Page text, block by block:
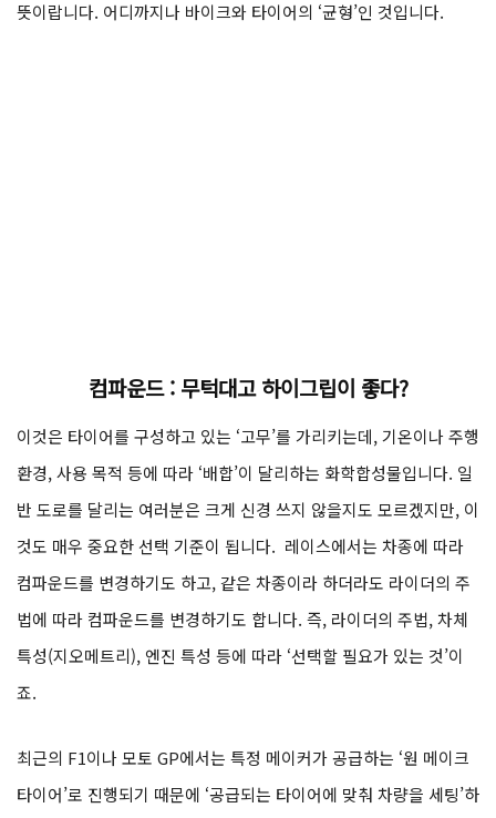
뜻이랍니다. 어디까지나 바이크와 타이어의 ‘균형’인 것입니다.
컴파운드 : 무턱대고 하이그립이 좋다?
이것은 타이어를 구성하고 있는 ‘고무’를 가리키는데, 기온이나 주행
환경, 사용 목적 등에 따라 ‘배합’이 달리하는 화학합성물입니다. 일
반 도로를 달리는 여러분은 크게 신경 쓰지 않을지도 모르겠지만, 이
것도 매우 중요한 선택 기준이 됩니다. 레이스에서는 차종에 따라
컴파운드를 변경하기도 하고, 같은 차종이라 하더라도 라이더의 주
법에 따라 컴파운드를 변경하기도 합니다. 즉, 라이더의 주법, 차체
특성(지오메트리), 엔진 특성 등에 따라 ‘선택할 필요가 있는 것’이
죠.
최근의 F1이나 모토 GP에서는 특정 메이커가 공급하는 ‘원 메이크
타이어’로 진행되기 때문에 ‘공급되는 타이어에 맞춰 차량을 세팅’하